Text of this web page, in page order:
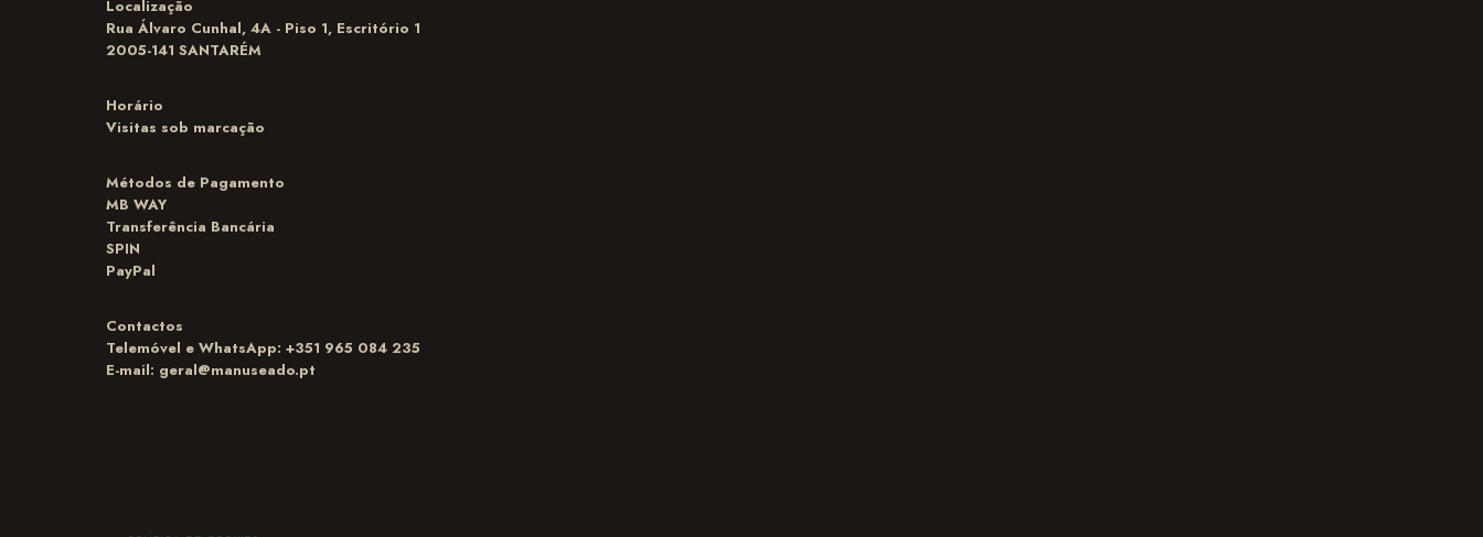
Localização
Rua Álvaro Cunhal, 4A - Piso 1, Escritório 1
2005-141 SANTARÉM
Horário
Visitas sob marcação
Métodos de Pagamento
MB WAY
Transferência Bancária
SPIN
PayPal
Contactos
Telemóvel e WhatsApp: +351 965 084 235
E-mail: geral@manuseado.pt